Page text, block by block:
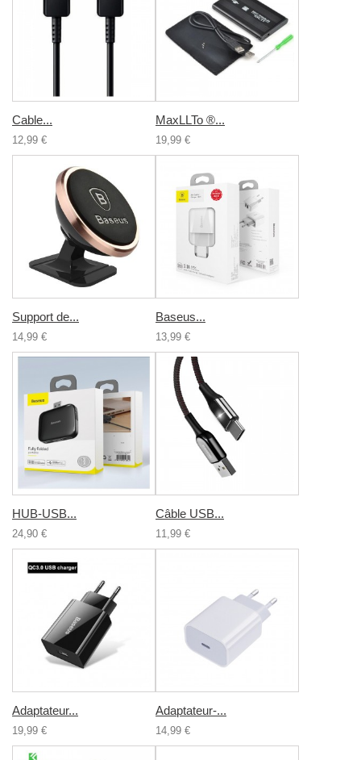
Cable...
12,99 €
MaxLLTo ®...
19,99 €
Support de...
14,99 €
Baseus...
13,99 €
HUB-USB...
24,90 €
Câble USB...
11,99 €
Adaptateur...
19,99 €
Adaptateur-...
14,99 €